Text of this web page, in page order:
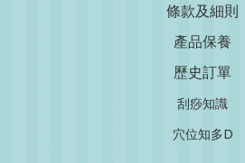
條款及細則
產品保養
歷史訂單
刮痧知識
穴位知多D